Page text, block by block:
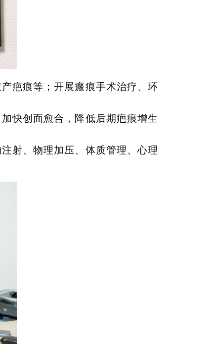
疤痕等；开展瘢痕手术治疗、环
快创面愈合，降低后期疤痕增生
射、物理加压、体质管理、心理